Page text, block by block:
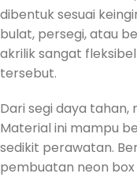
dibentuk sesuai
bulat, persegi, atau
akrilik sangat
tersebut.
Dari segi daya tahan,
Material ini mampu
sedikit perawatan.
pembuatan neon